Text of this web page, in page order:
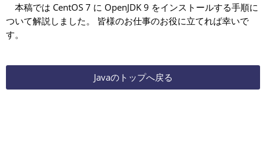
本稿では CentOS 7 に OpenJDK 9 をインストールする手順に
ついて解説しました。 皆様のお仕事のお役に立てれば幸いで
す。
Javaのトップへ戻る